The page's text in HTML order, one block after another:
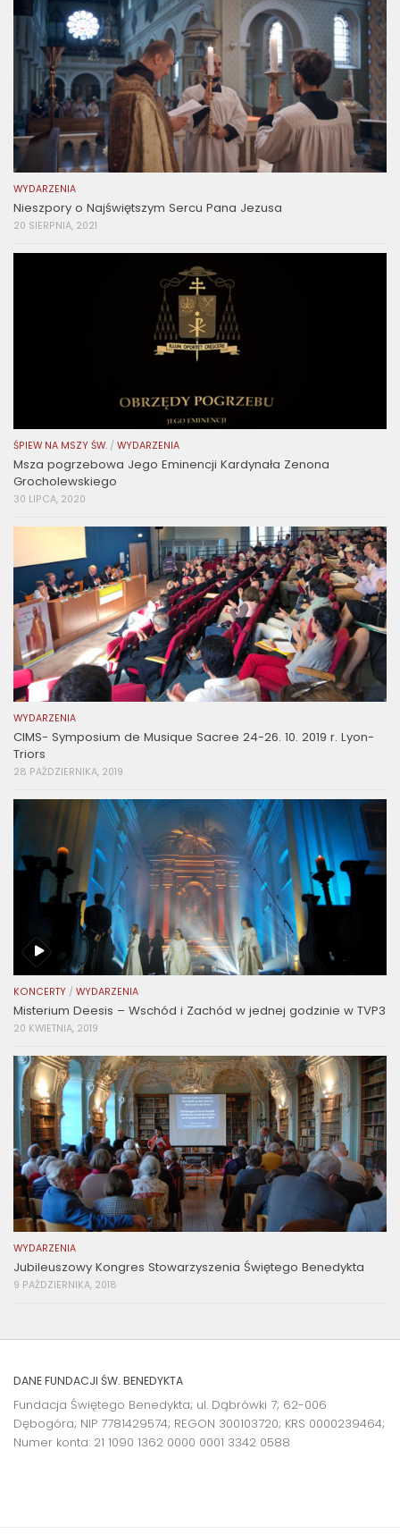
WYDARZENIA
Nieszpory o Najświętszym Sercu Pana Jezusa
20 SIERPNIA, 2021
ŚPIEW NA MSZY ŚW. / WYDARZENIA
Msza pogrzebowa Jego Eminencji Kardynała Zenona
Grocholewskiego
30 LIPCA, 2020
WYDARZENIA
CIMS- Symposium de Musique Sacree 24-26. 10. 2019 r. Lyon-
Triors
28 PAŹDZIERNIKA, 2019
KONCERTY / WYDARZENIA
Misterium Deesis – Wschód i Zachód w jednej godzinie w TVP3
20 KWIETNIA, 2019
WYDARZENIA
Jubileuszowy Kongres Stowarzyszenia Świętego Benedykta
9 PAŹDZIERNIKA, 2018
DANE FUNDACJI ŚW. BENEDYKTA
Fundacja Świętego Benedykta; ul. Dąbrówki 7; 62-006
Dębogóra; NIP 7781429574; REGON 300103720; KRS 0000239464;
Numer konta: 21 1090 1362 0000 0001 3342 0588